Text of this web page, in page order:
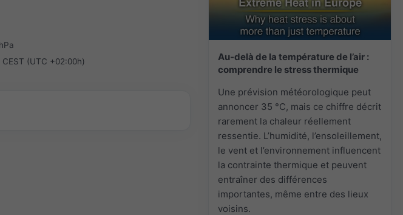
Au-delà de la température de l’air :
comprendre le stress thermique
Une prévision météorologique peut
annoncer 35 °C, mais ce chiffre décrit
rarement la chaleur réellement
ressentie. L’humidité, l’ensoleillement,
le vent et l’environnement influencent
la contrainte thermique et peuvent
entraîner des différences
importantes, même entre des lieux
voisins.
CEST (UTC +02:00h)